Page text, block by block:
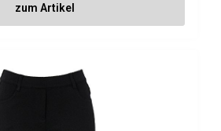
zum Artikel